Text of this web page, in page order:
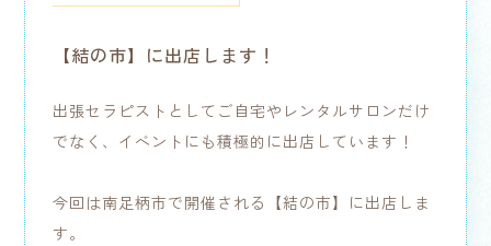
【結の市】に出店します！
出張セラピストとしてご自宅やレンタルサロンだけ
でなく、イベントにも積極的に出店しています！
今回は南足柄市で開催される【結の市】に出店しま
す。